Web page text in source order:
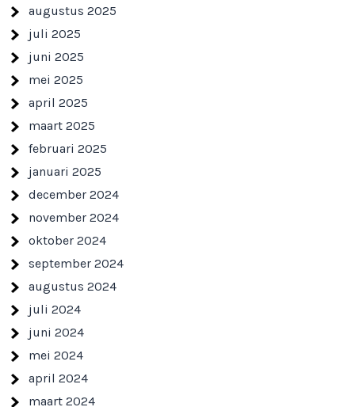
augustus 2025
juli 2025
juni 2025
mei 2025
april 2025
maart 2025
februari 2025
januari 2025
december 2024
november 2024
oktober 2024
september 2024
augustus 2024
juli 2024
juni 2024
mei 2024
april 2024
maart 2024